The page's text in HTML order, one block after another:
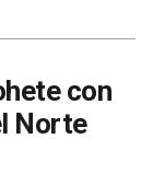
con
Norte